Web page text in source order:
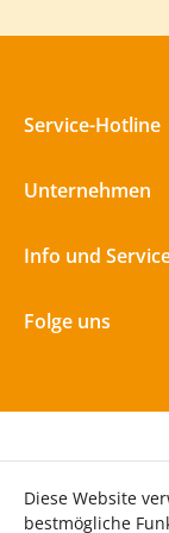
Service-Hotline
Unternehmen
Info und
Folge uns
Diese Website
bestmögliche